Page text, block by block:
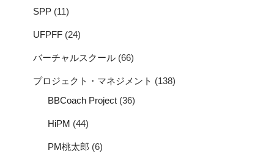
SPP (11)
UFPFF (24)
バーチャルスクール (66)
プロジェクト・マネジメント (138)
BBCoach Project (36)
HiPM (44)
PM桃太郎 (6)